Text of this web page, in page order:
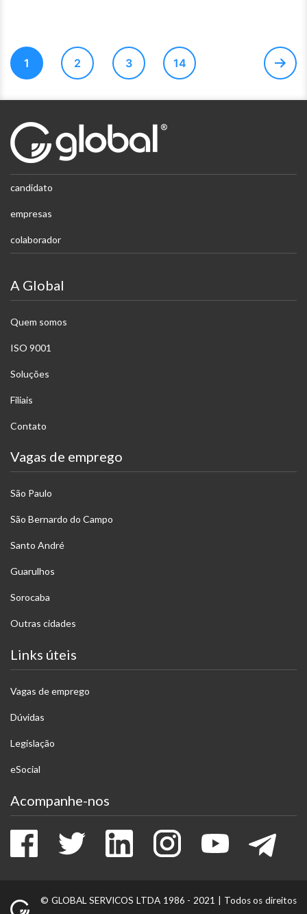
Navegação
por
posts
1 2 3 14
candidato
empresas
colaborador
A Global
Quem somos
ISO 9001
Soluções
Filiais
Contato
Vagas de emprego
São Paulo
São Bernardo do Campo
Santo André
Guarulhos
Sorocaba
Outras cidades
Links úteis
Vagas de emprego
Dúvidas
Legislação
eSocial
Acompanhe-nos
FacebookTwitter LinkedInInstagramYoutube
© GLOBAL SERVICOS LTDA 1986 - 2021 | Todos os direitos